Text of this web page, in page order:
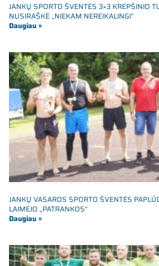
JANKŲ SPORTO ŠVENTĖS 3×3 KREPŠINIO
NUSIRAŠKĖ „NIEKAM NEREIKALINGI“
Daugiau »
JANKŲ VASAROS SPORTO ŠVENTĖS
LAIMĖJO „PATRANKOS“
Daugiau »